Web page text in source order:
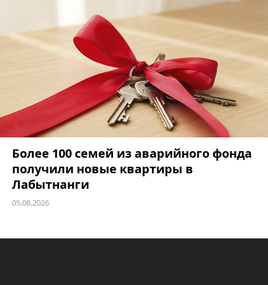
Более 100 семей из аварийного фонда
получили новые квартиры в
Лабытнанги
05.08.2026